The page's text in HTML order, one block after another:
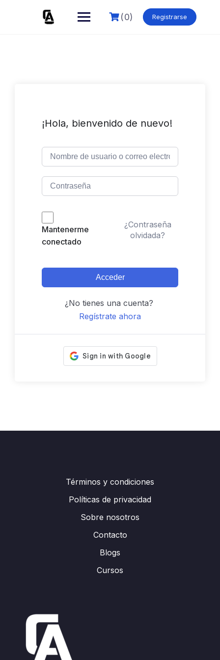
(0) Registrarse
¡Hola, bienvenido de nuevo!
Mantenerme
conectado
¿Contraseña
olvidada?
Acceder
¿No tienes una cuenta?
Regístrate ahora
Términos y condiciones
Políticas de privacidad
Sobre nosotros
Contacto
Blogs
Cursos